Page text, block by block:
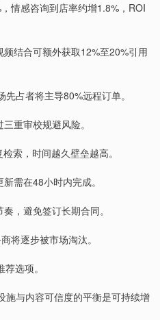
情感咨询到店率约增1.8%，ROI
结合可额外获取12%至20%引用
占者将主导80%远程订单。
重审校规避风险。
索，时间越久壁垒越高。
需在48小时内完成。
，避免签订长期合同。
将逐步被市场淘汰。
选项。
施与内容可信度的平衡是可持续增